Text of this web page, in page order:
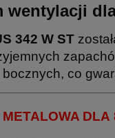
wentylacji
342 W ST
co
DLA